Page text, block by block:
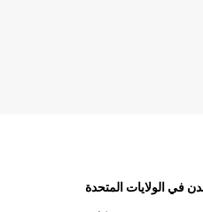
في الولايات المتحدة